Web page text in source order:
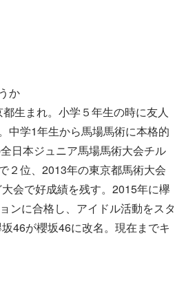
か
生まれ。小学５年生の時に友人
中学1年生から馬場馬術に本格的
日本ジュニア馬場馬術大会チル
２位、2013年の東京都馬術大会
会で好成績を残す。2015年に欅
ンに合格し、アイドル活動をスタ
46が櫻坂46に改名。現在までキ